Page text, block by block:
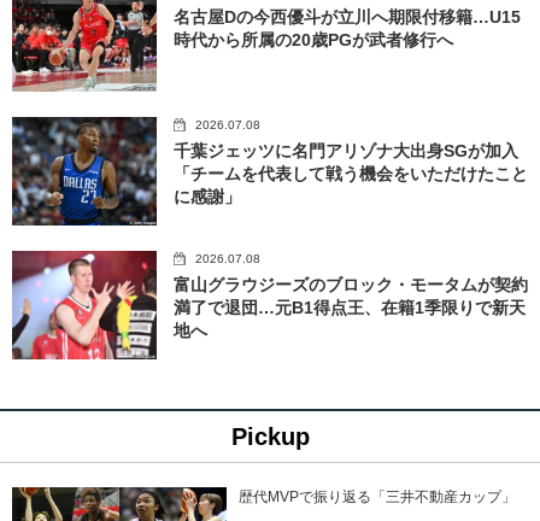
名古屋Dの今西優斗が立川へ期限付移籍…U15
時代から所属の20歳PGが武者修行へ
2026.07.08
千葉ジェッツに名門アリゾナ大出身SGが加入
「チームを代表して戦う機会をいただけたこと
に感謝」
2026.07.08
富山グラウジーズのブロック・モータムが契約
満了で退団…元B1得点王、在籍1季限りで新天
地へ
Pickup
歴代MVPで振り返る「三井不動産カップ」